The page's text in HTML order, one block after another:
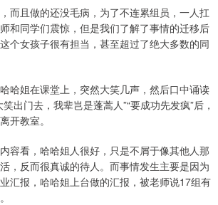
而且做的还没毛病，为了不连累组员，一人扛
和同学们震惊，但是我们了解了事情的迁移后
个女孩子很有担当，甚至超过了绝大多数的同
哈姐在课堂上，突然大笑几声，然后口中诵读
出门去，我辈岂是蓬蒿人”“要成功先发疯”后，
开教室。
容看，哈哈姐人很好，只是不屑于像其他人那
，反而很真诚的待人。而事情发生主要是因为
汇报，哈哈姐上台做的汇报，被老师说17组有